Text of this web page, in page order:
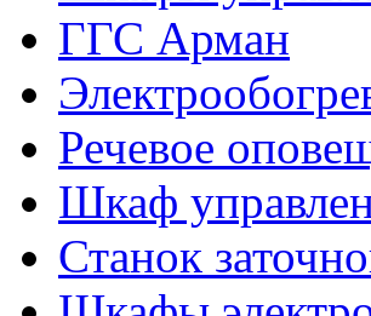
ГГС Арман
Речевое
Шкаф
Станок